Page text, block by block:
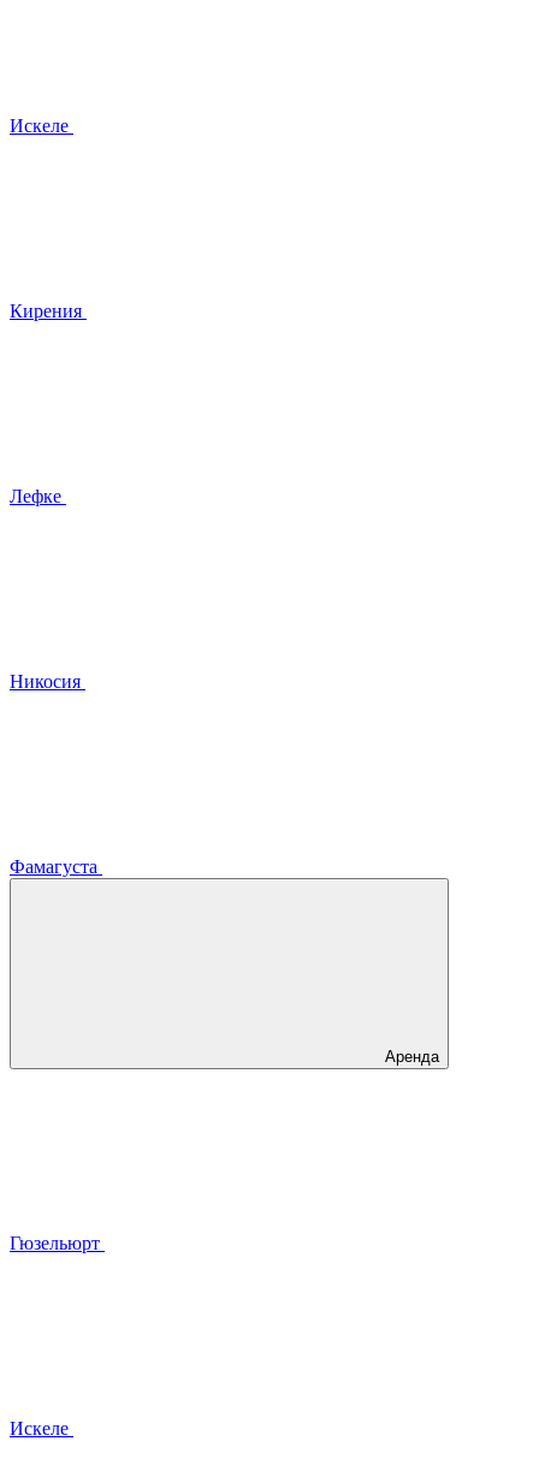
Искеле
Кирения
Лефке
Никосия
Фамагуста
Аренда
Гюзельюрт
Искеле